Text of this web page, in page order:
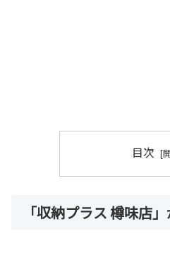
目次
「収納プラス 樽味店